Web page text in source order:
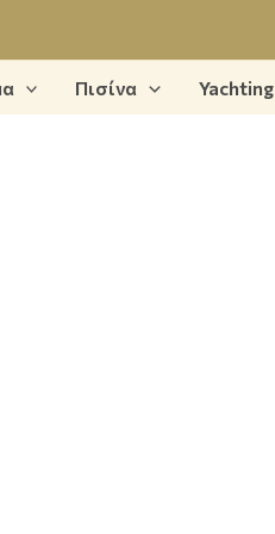
Πισίνα Yachting